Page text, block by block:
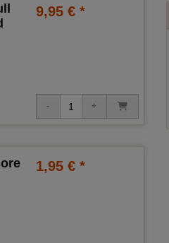
9,95 € *
1,95 € *